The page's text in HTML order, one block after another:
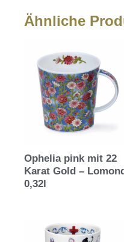
Ähnliche
Ophelia pink mit 22
Karat Gold –
0,32l